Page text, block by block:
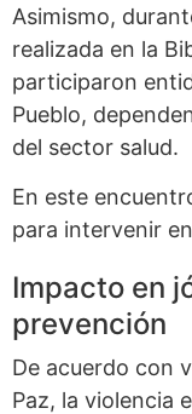
Asimismo,
realizada en la
participaron
Pueblo,
del sector salud.
En este
para intervenir
Impacto en
prevención
De acuerdo con
Paz, la violencia